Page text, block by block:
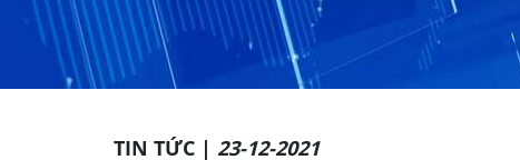
TIN TỨC | 23-12-2021